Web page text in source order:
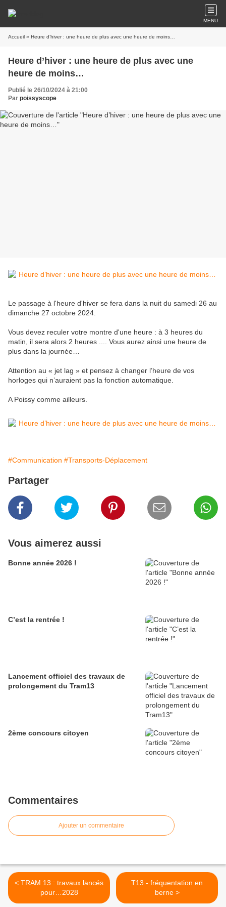
MENU
Accueil » Heure d’hiver : une heure de plus avec une heure de moins…
Heure d’hiver : une heure de plus avec une
heure de moins…
Publié le 26/10/2024 à 21:00
Par poissyscope
Le passage à l'heure d'hiver se fera dans la nuit du samedi 26 au
dimanche 27 octobre 2024.
Vous devez reculer votre montre d'une heure : à 3 heures du
matin, il sera alors 2 heures .... Vous aurez ainsi une heure de
plus dans la journée…
Attention au « jet lag » et pensez à changer l’heure de vos
horloges qui n’auraient pas la fonction automatique.
A Poissy comme ailleurs.
#Communication #Transports-Déplacement
Partager
Vous aimerez aussi
Bonne année 2026 !
C’est la rentrée !
Lancement officiel des travaux de
prolongement du Tram13
2ème concours citoyen
Commentaires
Ajouter un commentaire
< TRAM 13 : travaux lancés
pour…2028
T13 - fréquentation en
berne >